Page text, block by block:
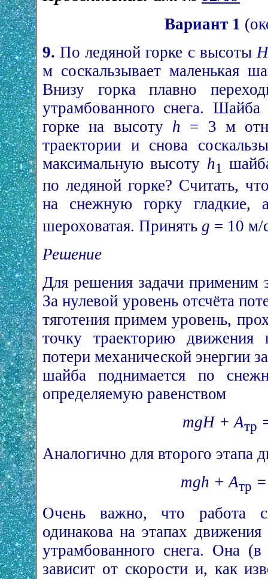
Вариант 1
9. По ледяной горке с высоты Н
м соскальзывает маленькая
Внизу горка плавно
утрамбованного снега.
горке на высоту h = 3 м
траектории и снова
максимальную высоту h1
по ледяной горке? Считать,
на снежную горку гладкие,
шероховатая. Принять g = 10 м/
Решение
Для решения задачи применим
За нулевой уровень отсчёта
тяготения примем уровень,
точку траекторию
потери механической энергии
шайба поднимается по
определяемую равенством
mgH + Aтр
Аналогично для второго этапа
mgh + Aтр
Очень важно, что работа
одинакова на этапах
утрамбованного снега. Она
зависит от скорости и, как